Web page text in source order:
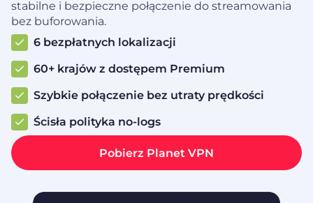
stabilne i bezpieczne połączenie do streamowania
bez buforowania.
6 bezpłatnych lokalizacji
60+ krajów z dostępem Premium
Szybkie połączenie bez utraty prędkości
Ścisła polityka no‑logs
Pobierz Planet VPN